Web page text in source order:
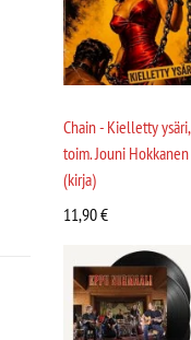
Chain - Kielletty ysäri,
toim. Jouni Hokkanen
(kirja)
11,90€